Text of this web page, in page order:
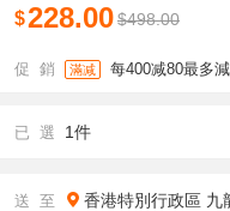
$228.00$498.00
促 銷 滿减 每400减80最多
已 選 1件
送 至 香港特別行政區 九